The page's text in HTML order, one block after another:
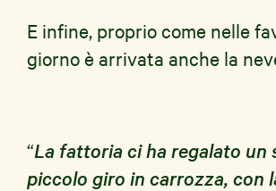
E infine, proprio come nelle
giorno è arrivata anche la
“La fattoria ci ha regalato un
piccolo giro in carrozza, con